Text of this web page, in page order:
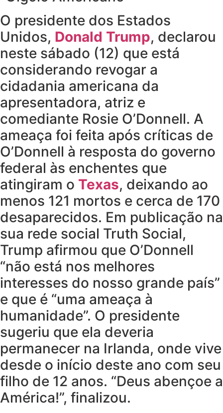
O presidente dos Estados
Unidos, Donald Trump, declarou
neste sábado (12) que está
considerando revogar a
cidadania americana da
apresentadora, atriz e
comediante Rosie O’Donnell. A
ameaça foi feita após críticas de
O’Donnell à resposta do governo
federal às enchentes que
atingiram o Texas, deixando ao
menos 121 mortos e cerca de 170
desaparecidos. Em publicação na
sua rede social Truth Social,
Trump afirmou que O’Donnell
“não está nos melhores
interesses do nosso grande país”
e que é “uma ameaça à
humanidade”. O presidente
sugeriu que ela deveria
permanecer na Irlanda, onde vive
desde o início deste ano com seu
filho de 12 anos. “Deus abençoe a
América!”, finalizou.